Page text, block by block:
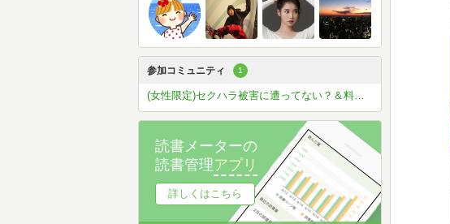
参加コミュニティ 1
(女性限定)セクハラ被害に遭ってない？＆料理教室はじめました🤣
読書メーターの
読書管理アプリ
詳しくはこちら